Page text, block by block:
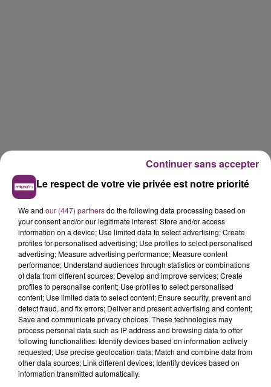
La Bulle - Guinguette éphémère
de Frelinghien !
Le respect de votre vie privée est notre priorité
We and our (447) partnersdo the following data processing based on
your consent and/or our legitimate interest: Store and/or access
information on a device; Use limited data to select advertising; Create
profiles for personalised advertising; Use profiles to select personalised
advertising; Measure advertising performance; Measure content
performance; Understand audiences through statistics or combinations
of data from different sources; Develop and improve services; Create
profiles to personalise content; Use profiles to select personalised
content; Use limited data to select content; Ensure security, prevent and
detect fraud, and fix errors; Deliver and present advertising and content;
Save and communicate privacy choices. These technologies may
process personal data such as IP address and browsing data to offer
following functionalities: Identify devices based on information actively
requested; Use precise geolocation data; Match and combine data from
other data sources; Link different devices; Identify devices based on
information transmitted automatically.
Continuer sans accepter